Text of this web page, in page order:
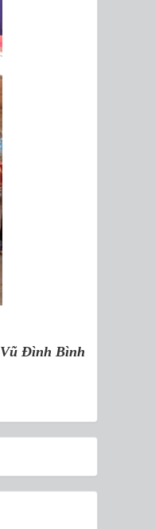
Vũ Đình Bình